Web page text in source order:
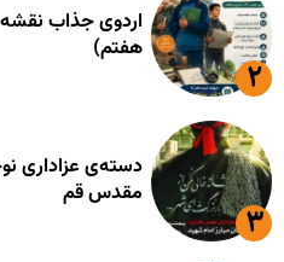
اردوی جذاب
هفتم)
دسته‌ی عزاداری
مقدس قم